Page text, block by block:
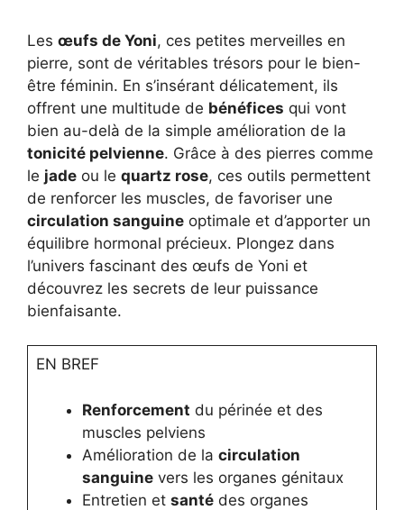
Les œufs de Yoni, ces petites merveilles en
pierre, sont de véritables trésors pour le bien-
être féminin. En s’insérant délicatement, ils
offrent une multitude de bénéfices qui vont
bien au-delà de la simple amélioration de la
tonicité pelvienne. Grâce à des pierres comme
le jade ou le quartz rose, ces outils permettent
de renforcer les muscles, de favoriser une
circulation sanguine optimale et d’apporter un
équilibre hormonal précieux. Plongez dans
l’univers fascinant des œufs de Yoni et
découvrez les secrets de leur puissance
bienfaisante.
EN BREF
Renforcement du périnée et des
muscles pelviens
Amélioration de la circulation
sanguinevers les organes génitaux
Entretien et santédes organes